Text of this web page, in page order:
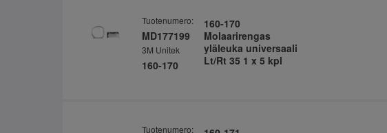
Tuotenumero:
MD177199
3M Unitek
160-170
160-170
Molaarirengas
yläleuka universaali
Lt/Rt 35 1 x 5 kpl
Tuotenumero: